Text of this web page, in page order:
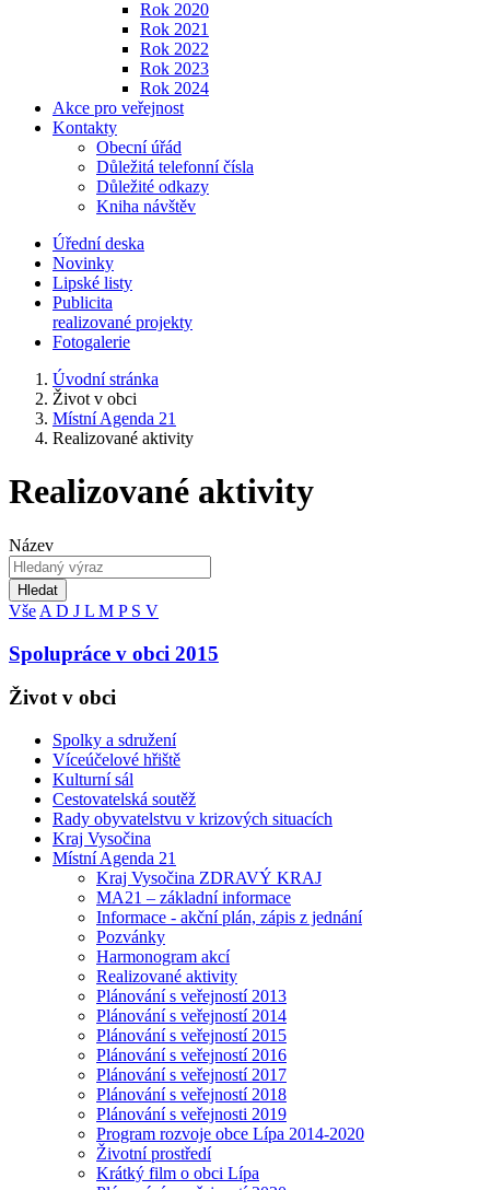
Rok 2020
Rok 2021
Rok 2022
Rok 2023
Rok 2024
Akce pro veřejnost
Kontakty
Obecní úřád
Důležitá telefonní čísla
Důležité odkazy
Kniha návštěv
Úřední deska
Novinky
Lipské listy
Publicita
realizované projekty
Fotogalerie
Úvodní stránka
Život v obci
Místní Agenda 21
Realizované aktivity
Realizované aktivity
Název
Hledat
Vše A D J L M P S V
Spolupráce v obci 2015
Život v obci
Spolky a sdružení
Víceúčelové hřiště
Kulturní sál
Cestovatelská soutěž
Rady obyvatelstvu v krizových situacích
Kraj Vysočina
Místní Agenda 21
Kraj Vysočina ZDRAVÝ KRAJ
MA21 – základní informace
Informace - akční plán, zápis z jednání
Pozvánky
Harmonogram akcí
Realizované aktivity
Plánování s veřejností 2013
Plánování s veřejností 2014
Plánování s veřejností 2015
Plánování s veřejností 2016
Plánování s veřejností 2017
Plánování s veřejností 2018
Plánování s veřejnosti 2019
Program rozvoje obce Lípa 2014-2020
Životní prostředí
Krátký film o obci Lípa